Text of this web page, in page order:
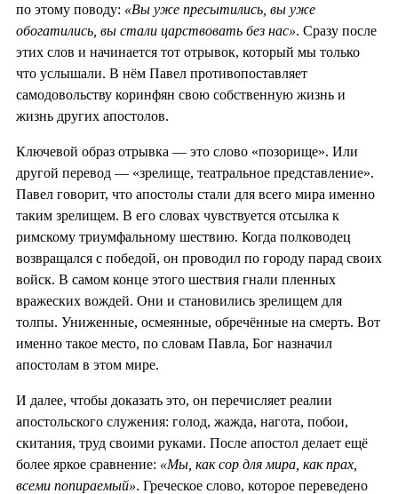
по этому поводу: «Вы уже пресытились, вы уже
обогатились, вы стали царствовать без нас». Сразу после
этих слов и начинается тот отрывок, который мы только
что услышали. В нём Павел противопоставляет
самодовольству коринфян свою собственную жизнь и
жизнь других апостолов.
Ключевой образ отрывка — это слово «позорище». Или
другой перевод — «зрелище, театральное представление».
Павел говорит, что апостолы стали для всего мира именно
таким зрелищем. В его словах чувствуется отсылка к
римскому триумфальному шествию. Когда полководец
возвращался с победой, он проводил по городу парад своих
войск. В самом конце этого шествия гнали пленных
вражеских вождей. Они и становились зрелищем для
толпы. Униженные, осмеянные, обречённые на смерть. Вот
именно такое место, по словам Павла, Бог назначил
апостолам в этом мире.
И далее, чтобы доказать это, он перечисляет реалии
апостольского служения: голод, жажда, нагота, побои,
скитания, труд своими руками. После апостол делает ещё
более яркое сравнение: «Мы, как сор для мира, как прах,
всеми попираемый». Греческое слово, которое переведено